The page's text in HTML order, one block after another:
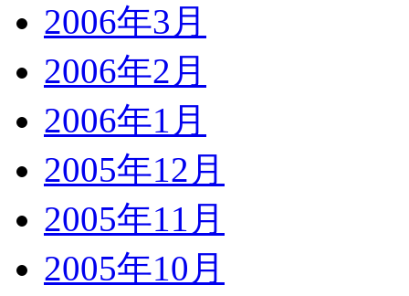
2006年3月
2006年2月
2006年1月
2005年12月
2005年11月
2005年10月